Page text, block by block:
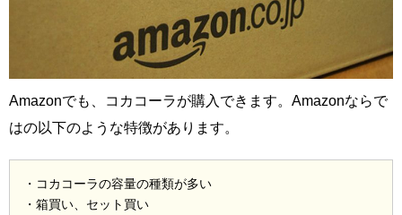
Amazonでも、コカコーラが購入できます。Amazonならで
はの以下のような特徴があります。
・コカコーラの容量の種類が多い
・箱買い、セット買い